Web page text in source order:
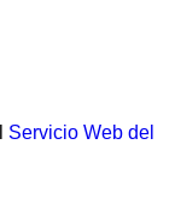
Servicio Web del